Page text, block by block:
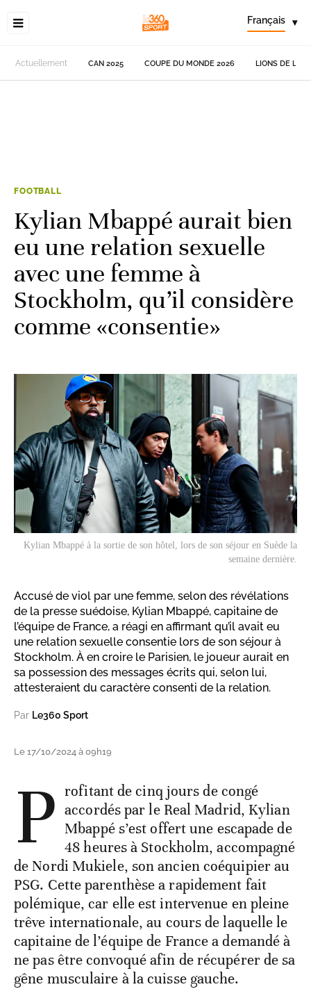
Français ▾
Actuellement CAN 2025 COUPE DU MONDE 2026 LIONS DE
FOOTBALL
Kylian Mbappé aurait bien
eu une relation sexuelle
avec une femme à
Stockholm, qu’il considère
comme «consentie»
Kylian Mbappé à la sortie de son hôtel, lors de son séjour en Suède la
semaine dernière.
Accusé de viol par une femme, selon des révélations
de la presse suédoise, Kylian Mbappé, capitaine de
l’équipe de France, a réagi en affirmant qu’il avait eu
une relation sexuelle consentie lors de son séjour à
Stockholm. À en croire le Parisien, le joueur aurait en
sa possession des messages écrits qui, selon lui,
attesteraient du caractère consenti de la relation.
Par Le360 Sport
Le 17/10/2024 à 09h19
P rofitant de cinq jours de congé
accordés par le Real Madrid, Kylian
Mbappé s’est offert une escapade de
48 heures à Stockholm, accompagné
de Nordi Mukiele, son ancien coéquipier au
PSG. Cette parenthèse a rapidement fait
polémique, car elle est intervenue en pleine
trêve internationale, au cours de laquelle le
capitaine de l’équipe de France a demandé à
ne pas être convoqué afin de récupérer de sa
gêne musculaire à la cuisse gauche.